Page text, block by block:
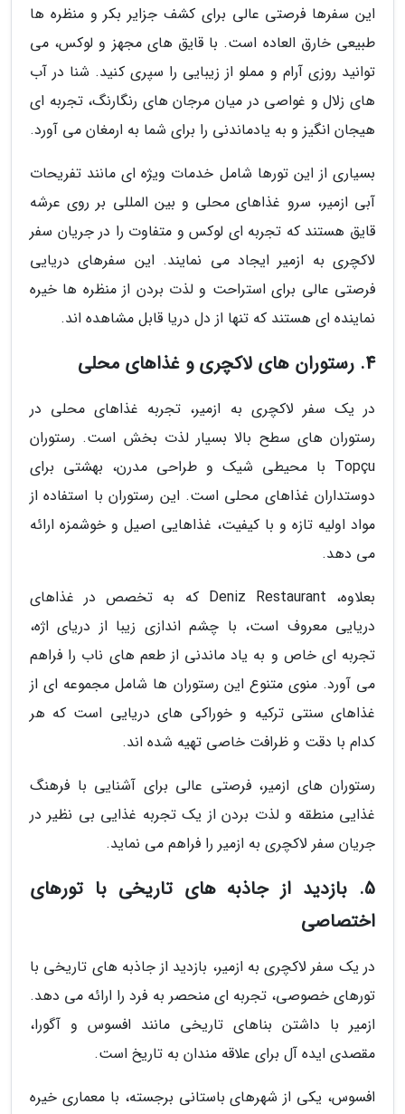
این سفرها فرصتی عالی برای کشف جزایر بکر و منظره ها
طبیعی خارق العاده است. با قایق های مجهز و لوکس، می
توانید روزی آرام و مملو از زیبایی را سپری کنید. شنا در آب
های زلال و غواصی در میان مرجان های رنگارنگ، تجربه ای
هیجان انگیز و به یادماندنی را برای شما به ارمغان می آورد.
بسیاری از این تورها شامل خدمات ویژه ای مانند تفریحات
آبی ازمیر، سرو غذاهای محلی و بین المللی بر روی عرشه
قایق هستند که تجربه ای لوکس و متفاوت را در جریان سفر
لاکچری به ازمیر ایجاد می نمایند. این سفرهای دریایی
فرصتی عالی برای استراحت و لذت بردن از منظره ها خیره
نماینده ای هستند که تنها از دل دریا قابل مشاهده اند.
4. رستوران های لاکچری و غذاهای محلی
در یک سفر لاکچری به ازمیر، تجربه غذاهای محلی در
رستوران های سطح بالا بسیار لذت بخش است. رستوران
Topçu با محیطی شیک و طراحی مدرن، بهشتی برای
دوستداران غذاهای محلی است. این رستوران با استفاده از
مواد اولیه تازه و با کیفیت، غذاهایی اصیل و خوشمزه ارائه
می دهد.
بعلاوه، Deniz Restaurant که به تخصص در غذاهای
دریایی معروف است، با چشم اندازی زیبا از دریای اژه،
تجربه ای خاص و به یاد ماندنی از طعم های ناب را فراهم
می آورد. منوی متنوع این رستوران ها شامل مجموعه ای از
غذاهای سنتی ترکیه و خوراکی های دریایی است که هر
کدام با دقت و ظرافت خاصی تهیه شده اند.
رستوران های ازمیر، فرصتی عالی برای آشنایی با فرهنگ
غذایی منطقه و لذت بردن از یک تجربه غذایی بی نظیر در
جریان سفر لاکچری به ازمیر را فراهم می نماید.
5. بازدید از جاذبه های تاریخی با تورهای
اختصاصی
در یک سفر لاکچری به ازمیر، بازدید از جاذبه های تاریخی با
تورهای خصوصی، تجربه ای منحصر به فرد را ارائه می دهد.
ازمیر با داشتن بناهای تاریخی مانند افسوس و آگورا،
مقصدی ایده آل برای علاقه مندان به تاریخ است.
افسوس، یکی از شهرهای باستانی برجسته، با معماری خیره